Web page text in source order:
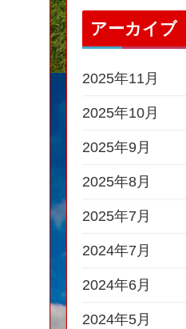
アーカイブ
2025年11月
2025年10月
2025年9月
2025年8月
2025年7月
2024年7月
2024年6月
2024年5月